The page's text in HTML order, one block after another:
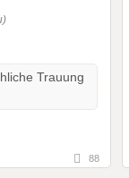
Trauung
88